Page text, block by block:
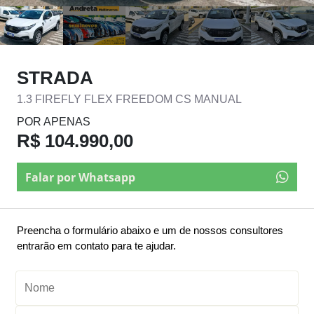
STRADA
1.3 FIREFLY FLEX FREEDOM CS MANUAL
POR APENAS
R$ 104.990,00
Falar por Whatsapp
Preencha o formulário abaixo e um de nossos consultores
entrarão em contato para te ajudar.